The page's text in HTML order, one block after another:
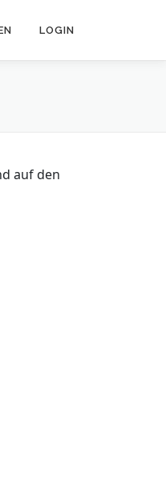
LOGIN
auf den